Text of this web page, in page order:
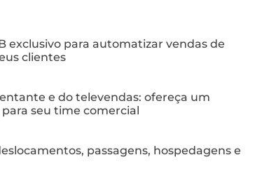
exclusivo para automatizar vendas de
clientes
e do televendas: ofereça um
seu time comercial
passagens, hospedagens e